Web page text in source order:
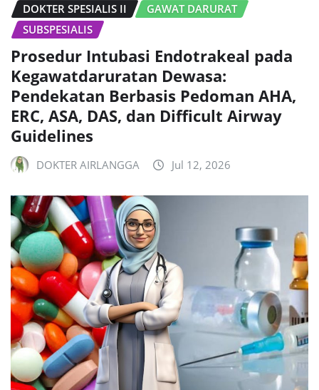
DOKTER SPESIALIS II
GAWAT DARURAT
SUBSPESIALIS
Prosedur Intubasi Endotrakeal pada
Kegawatdaruratan Dewasa:
Pendekatan Berbasis Pedoman AHA,
ERC, ASA, DAS, dan Difficult Airway
Guidelines
DOKTER AIRLANGGA Jul 12, 2026